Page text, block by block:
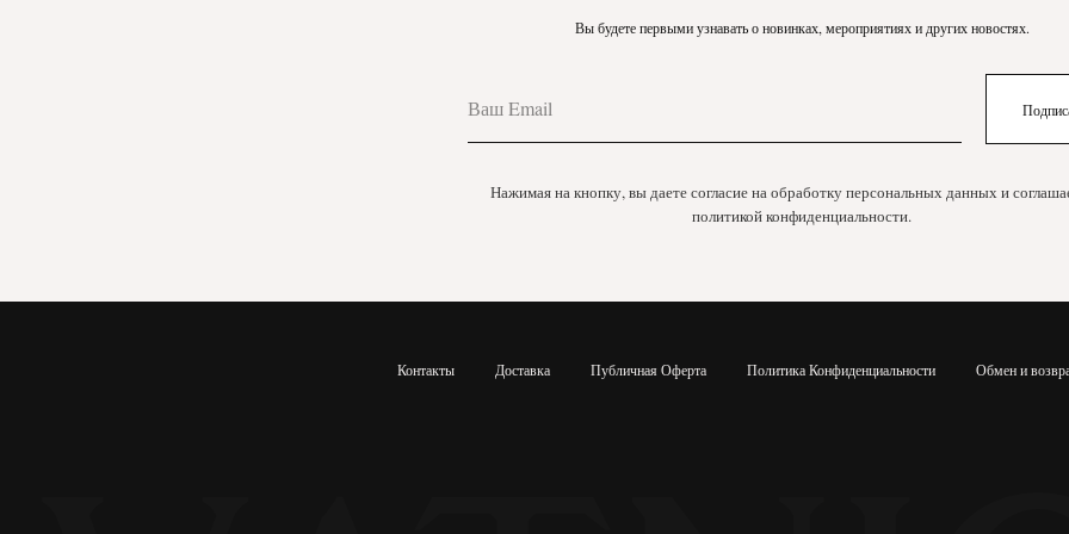
Вы будете первыми узнавать о новинках, мероприятиях и других новостях.
Нажимая на кнопку, вы даете согласие на обработку персональных данных и
политикой конфиденциальности.
Контакты Доставка Публичная Оферта Политика Конфиденциальности Обмен и